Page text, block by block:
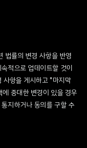
법률의 변경 사항을 반영
적으로 업데이트할 것이
사항을 게시하고 "마지막
중대한 변경이 있을 경우
지하거나 동의를 구할 수